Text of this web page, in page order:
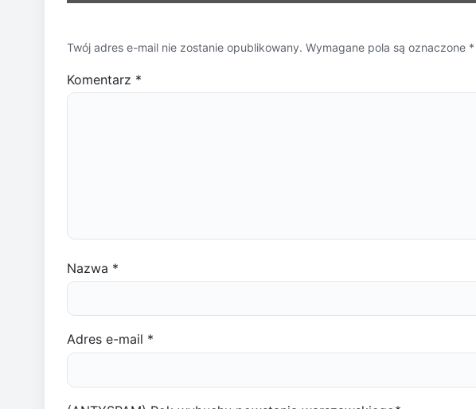
Twój adres e-mail nie zostanie opublikowany. Wymagane pola są oznaczone *
Komentarz *
Nazwa *
Adres e-mail *